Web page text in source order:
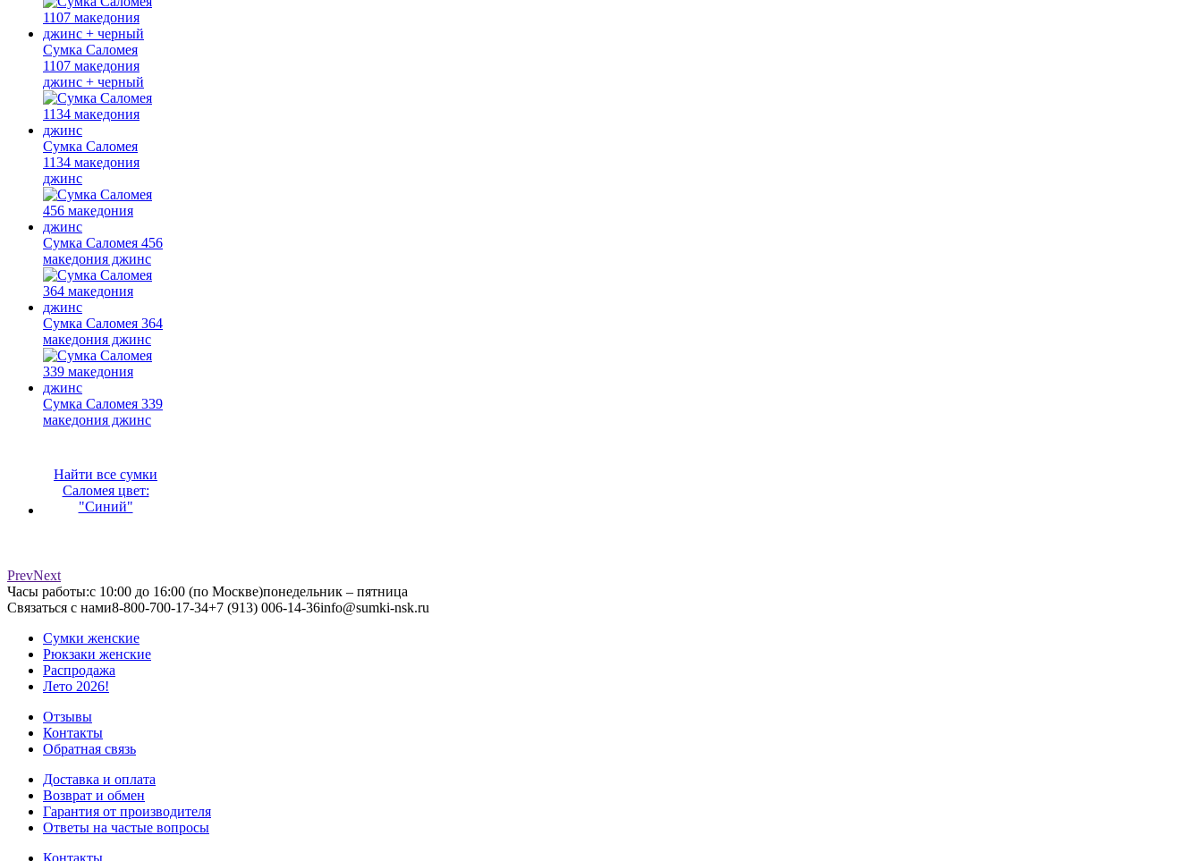
Сумка Саломея
1107 македония
джинс + черный
Сумка Саломея
1134 македония
джинс
Сумка Саломея 456
македония джинс
Сумка Саломея 364
македония джинс
Сумка Саломея 339
македония джинс
Найти все сумки
Саломея цвет:
"Синий"
PrevNext
Часы работы:с 10:00 до 16:00 (по Москве)понедельник – пятница
Связаться с нами8-800-700-17-34+7 (913) 006-14-36info@sumki-nsk.ru
Сумки женские
Рюкзаки женские
Распродажа
Лето 2026!
Отзывы
Контакты
Обратная связь
Доставка и оплата
Возврат и обмен
Гарантия от производителя
Ответы на частые вопросы
Контакты